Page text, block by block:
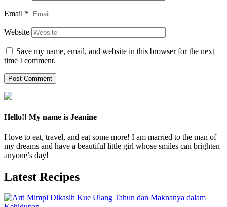
Email *
Website
Save my name, email, and website in this browser for the next
time I comment.
Hello!! My name is Jeanine
I love to eat, travel, and eat some more! I am married to the man of
my dreams and have a beautiful little girl whose smiles can brighten
anyone’s day!
Latest Recipes